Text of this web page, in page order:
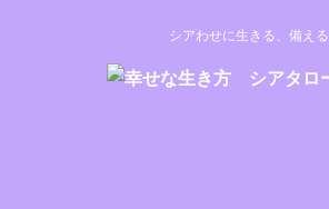
シアわせに生きる、備える